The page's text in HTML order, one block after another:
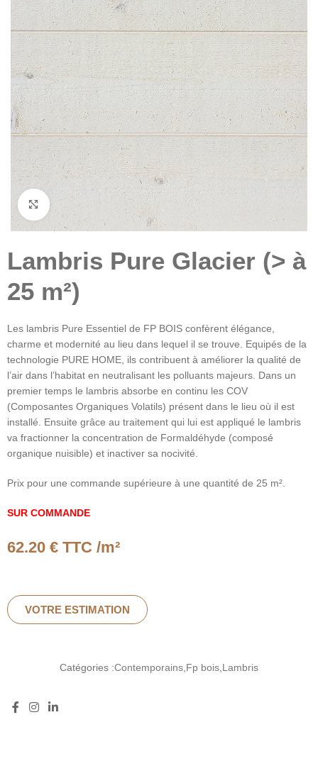
Click to enlarge
Lambris Pure Glacier (> à
25 m²)
Les lambris Pure Essentiel de FP BOIS confèrent élégance,
charme et modernité au lieu dans lequel il se trouve. Equipés de la
technologie PURE HOME, ils contribuent à améliorer la qualité de
l’air dans l’habitat en neutralisant les polluants majeurs. Dans un
premier temps le lambris absorbe en continu les COV
(Composantes Organiques Volatils) présent dans le lieu où il est
installé. Ensuite grâce au traitement qui lui est appliqué le lambris
va fractionner la concentration de Formaldéhyde (composé
organique nuisible) et inactiver sa nocivité.
Prix pour une commande supérieure à une quantité de 25 m².
SUR COMMANDE
62.20 € TTC /m²
VOTRE ESTIMATION
Catégories :Contemporains Fp bois Lambris